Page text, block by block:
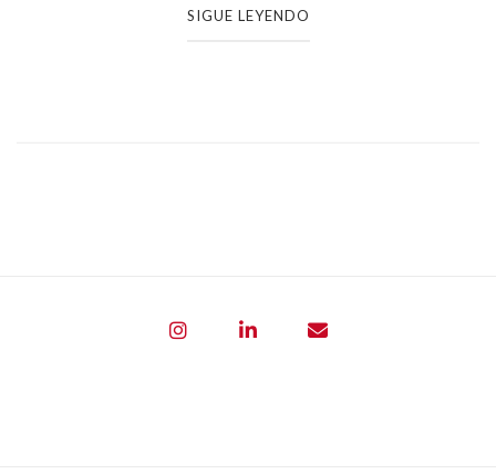
SIGUE LEYENDO